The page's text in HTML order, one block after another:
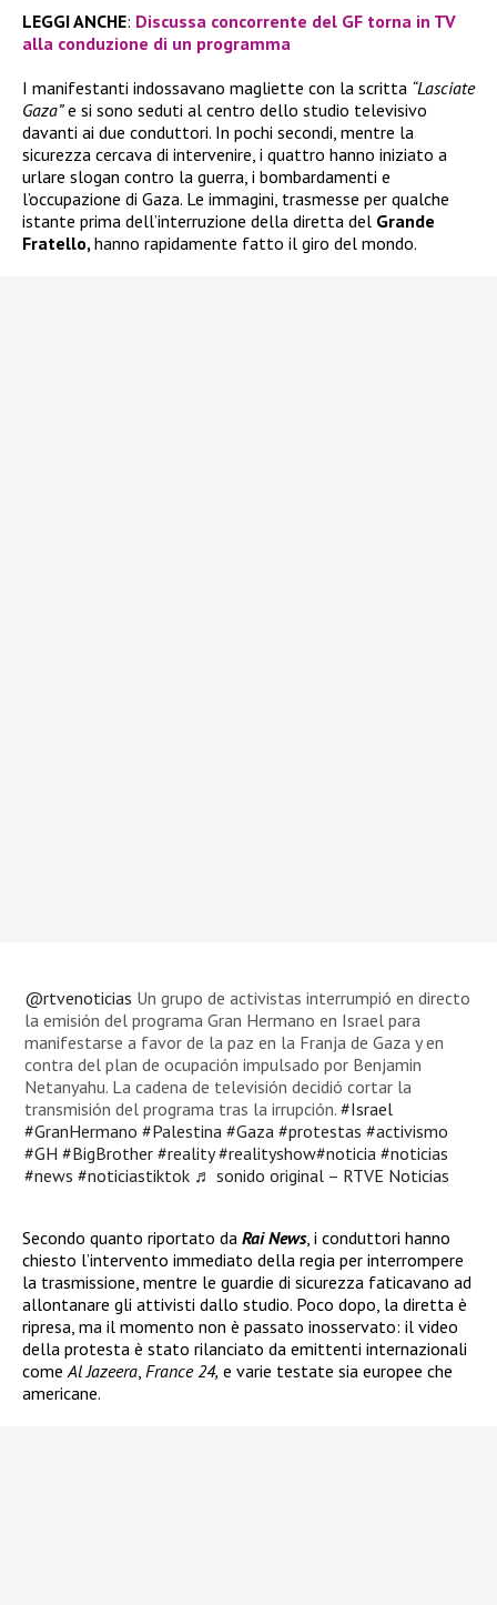
LEGGI ANCHE: Discussa concorrente del GF torna in TV
alla conduzione di un programma
I manifestanti indossavano magliette con la scritta “Lasciate
Gaza”e si sono seduti al centro dello studio televisivo
davanti ai due conduttori. In pochi secondi, mentre la
sicurezza cercava di intervenire, i quattro hanno iniziato a
urlare slogan contro la guerra, i bombardamenti e
l’occupazione di Gaza. Le immagini, trasmesse per qualche
istante prima dell’interruzione della diretta del Grande
Fratello,hanno rapidamente fatto il giro del mondo.
@rtvenoticias Un grupo de activistas interrumpió en directo
la emisión del programa Gran Hermano en Israel para
manifestarse a favor de la paz en la Franja de Gaza y en
contra del plan de ocupación impulsado por Benjamin
Netanyahu. La cadena de televisión decidió cortar la
transmisión del programa tras la irrupción.#Israel
#GranHermano #Palestina #Gaza #protestas #activismo
#GH #BigBrother #reality #realityshow#noticia #noticias
#news #noticiastiktok ♬ sonido original – RTVE Noticias
Secondo quanto riportato da Rai News, i conduttori hanno
chiesto l’intervento immediato della regia per interrompere
la trasmissione, mentre le guardie di sicurezza faticavano ad
allontanare gli attivisti dallo studio. Poco dopo, la diretta è
ripresa, ma il momento non è passato inosservato: il video
della protesta è stato rilanciato da emittenti internazionali
come Al Jazeera France 24, e varie testate sia europee che
americane.